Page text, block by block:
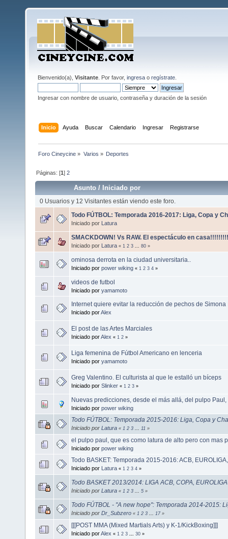
Bienvenido(a), Visitante . Por favor, ingresa o regístrate
Ingresar con nombre de usuario, contraseña y duración de la sesión
Inicio Ayuda Buscar Calendario Ingresar Registrarse
Foro Cineycine » Varios » Deportes
Páginas: [1]2
Asunto /Iniciado por
0 Usuarios y 12 Visitantes están viendo este foro.
Todo FÚTBOL: Temporada 2016-2017: Liga, Copa y
Iniciado por Latura
SMACKDOWN! Vs RAW. El espectáculo en
Iniciado por Latura « 1 2 3 80 »
ominosa derrota en la ciudad universitaria..
Iniciado por power wiking « 1 2 3 4 »
videos de futbol
Iniciado por yamamoto
Internet quiere evitar la reducción de pechos de Simona
Iniciado porAlex
El post de las Artes Marciales
Iniciado porAlex « 1 2 »
Liga femenina de Fútbol Americano en lenceria
Iniciado por yamamoto
Greg Valentino. El culturista al que le estalló un bíceps
Iniciado por Slinker « 1 2 3 »
Nuevas predicciones, desde el más allá, del pulpo
Iniciado por power wiking
Todo FÚTBOL: Temporada 2015-2016: Liga, Copa y
Iniciado por Latura « 1 2 3 11 »
el pulpo paul, que es como latura de alto pero con mas
Iniciado por power wiking
Todo BASKET: Temporada 2015-2016: ACB,
Iniciado por Latura « 1 2 3 4 »
Todo BASKET 2013/2014: LIGA ACB, COPA, EUROLIGA
Iniciado por Latura « 1 2 3 5 »
Todo FÚTBOL - "A new hope": Temporada 2014-2015:
Iniciado por Dr_Subzero « 1 2 3 17»
[[[POST MMA (Mixed Martials Arts) y K-1/KickBoxing]]]
Iniciado porAlex « 1 2 3 30 »